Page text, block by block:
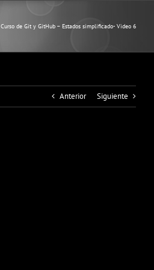
Curso de Git y GitHub – Estados simplificado- Video 6
Anterior Siguiente